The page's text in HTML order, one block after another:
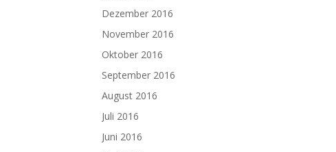
Dezember 2016
November 2016
Oktober 2016
September 2016
August 2016
Juli 2016
Juni 2016